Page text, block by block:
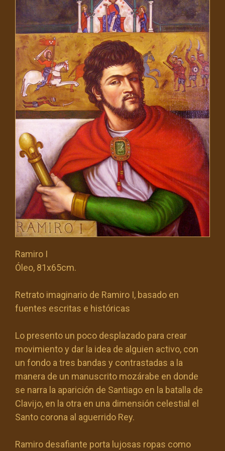
Ramiro I
Óleo, 81x65cm.
Retrato imaginario de Ramiro I, basado en
fuentes escritas e históricas
Lo presento un poco desplazado para crear
movimiento y dar la idea de alguien activo, con
un fondo a tres bandas y contrastadas a la
manera de un manuscrito mozárabe en donde
se narra la aparición de Santiago en la batalla de
Clavijo, en la otra en una dimensión celestial el
Santo corona al aguerrido Rey.
Ramiro desafiante porta lujosas ropas como